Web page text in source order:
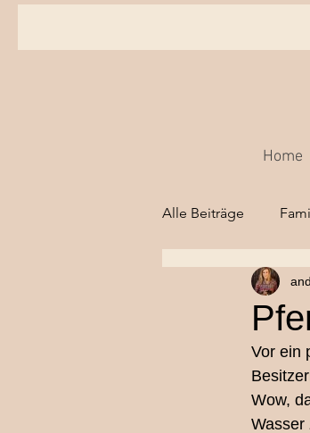
Home
Alle Beiträge
Babyfotografie,
Fotografie-
Vor ein
Wow,
Wasser